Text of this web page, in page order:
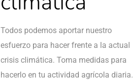
Todos podemos aportar nuestro
esfuerzo para hacer frente a la actual
crisis climática. Toma medidas para
hacerlo en tu actividad agrícola diaria.